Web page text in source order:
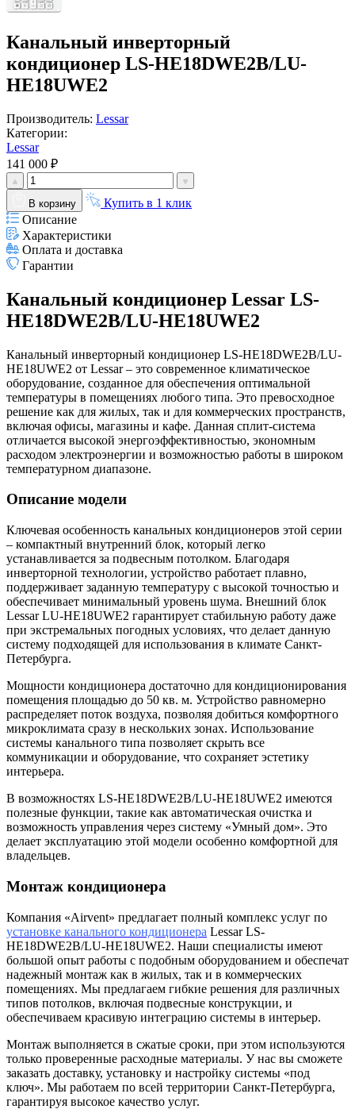
Канальный инверторный
кондиционер LS-HE18DWE2B/LU-
HE18UWE2
Производитель: Lessar
Категории:
Lessar
141 000 ₽
В корзину
Купить в 1 клик
Описание
Характеристики
Оплата и доставка
Гарантии
Канальный кондиционер Lessar LS-
HE18DWE2B/LU-HE18UWE2
Канальный инверторный кондиционер LS-HE18DWE2B/LU-
HE18UWE2 от Lessar – это современное климатическое
оборудование, созданное для обеспечения оптимальной
температуры в помещениях любого типа. Это превосходное
решение как для жилых, так и для коммерческих пространств,
включая офисы, магазины и кафе. Данная сплит-система
отличается высокой энергоэффективностью, экономным
расходом электроэнергии и возможностью работы в широком
температурном диапазоне.
Описание модели
Ключевая особенность канальных кондиционеров этой серии
– компактный внутренний блок, который легко
устанавливается за подвесным потолком. Благодаря
инверторной технологии, устройство работает плавно,
поддерживает заданную температуру с высокой точностью и
обеспечивает минимальный уровень шума. Внешний блок
Lessar LU-HE18UWE2 гарантирует стабильную работу даже
при экстремальных погодных условиях, что делает данную
систему подходящей для использования в климате Санкт-
Петербурга.
Мощности кондиционера достаточно для кондиционирования
помещения площадью до 50 кв. м. Устройство равномерно
распределяет поток воздуха, позволяя добиться комфортного
микроклимата сразу в нескольких зонах. Использование
системы канального типа позволяет скрыть все
коммуникации и оборудование, что сохраняет эстетику
интерьера.
В возможностях LS-HE18DWE2B/LU-HE18UWE2 имеются
полезные функции, такие как автоматическая очистка и
возможность управления через систему «Умный дом». Это
делает эксплуатацию этой модели особенно комфортной для
владельцев.
Монтаж кондиционера
Компания «Airvent» предлагает полный комплекс услуг по
установке канального кондиционера Lessar LS-
HE18DWE2B/LU-HE18UWE2. Наши специалисты имеют
большой опыт работы с подобным оборудованием и обеспечат
надежный монтаж как в жилых, так и в коммерческих
помещениях. Мы предлагаем гибкие решения для различных
типов потолков, включая подвесные конструкции, и
обеспечиваем красивую интеграцию системы в интерьер.
Монтаж выполняется в сжатые сроки, при этом используются
только проверенные расходные материалы. У нас вы сможете
заказать доставку, установку и настройку системы «под
ключ». Мы работаем по всей территории Санкт-Петербурга,
гарантируя высокое качество услуг.